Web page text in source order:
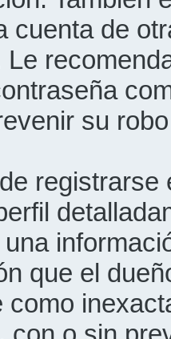
cuenta de
Le
su
registrarse
que el
como